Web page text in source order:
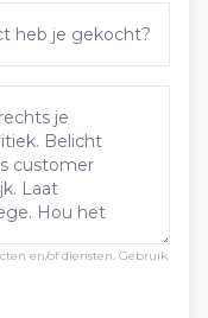
en/of diensten. Gebruik